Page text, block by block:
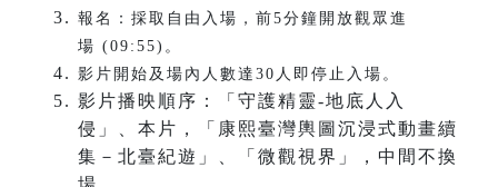
報名：採取自由入場，前5分鐘開放觀眾進
場 (09:55)。
影片開始及場內人數達30人即停止入場。
影片播映順序：「守護精靈-地底人入
侵」、本片，「康熙臺灣輿圖沉浸式動畫續
集－北臺紀遊」、「微觀視界」，中間不換